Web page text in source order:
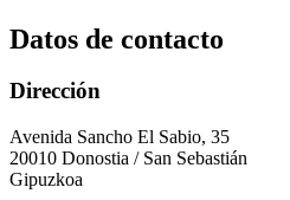
Datos de contacto
Dirección
Avenida Sancho El Sabio, 35
20010 Donostia / San Sebastián
Gipuzkoa